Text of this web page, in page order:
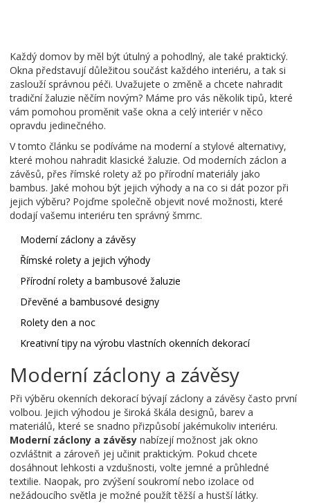
Každý domov by měl být útulný a pohodlný, ale také praktický.
Okna představují důležitou součást každého interiéru, a tak si
zaslouží správnou péči. Uvažujete o změně a chcete nahradit
tradiční žaluzie něčím novým? Máme pro vás několik tipů, které
vám pomohou proměnit vaše okna a celý interiér v něco
opravdu jedinečného.
V tomto článku se podíváme na moderní a stylové alternativy,
které mohou nahradit klasické žaluzie. Od moderních záclon a
závěsů, přes římské rolety až po přírodní materiály jako
bambus. Jaké mohou být jejich výhody a na co si dát pozor při
jejich výběru? Pojďme společně objevit nové možnosti, které
dodají vašemu interiéru ten správný šmrnc.
Moderní záclony a závěsy
Římské rolety a jejich výhody
Přírodní rolety a bambusové žaluzie
Dřevěné a bambusové designy
Rolety den a noc
Kreativní tipy na výrobu vlastních okenních dekorací
Moderní záclony a závěsy
Při výběru okenních dekorací bývají záclony a závěsy často první
volbou. Jejich výhodou je široká škála designů, barev a
materiálů, které se snadno přizpůsobí jakémukoliv interiéru.
Moderní záclony a závěsy nabízejí možnost jak okno
ozvláštnit a zároveň jej učinit praktickým. Pokud chcete
dosáhnout lehkosti a vzdušnosti, volte jemné a průhledné
textilie. Naopak, pro zvýšení soukromí nebo izolace od
nežádoucího světla je možné použít těžší a hustší látky.